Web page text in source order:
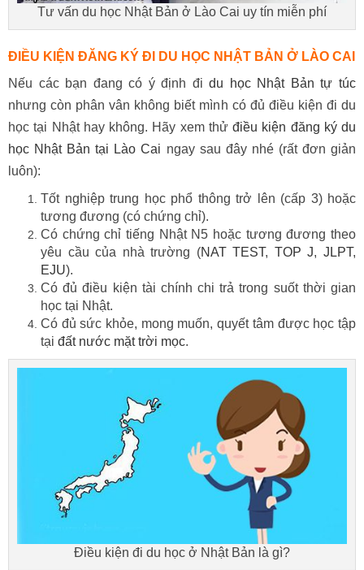
Tư vấn du học Nhật Bản ở Lào Cai uy tín miễn phí
ĐIỀU KIỆN ĐĂNG KÝ ĐI DU HỌC NHẬT BẢN Ở LÀO CAI
Nếu các bạn đang có ý định đidu học Nhật Bản tự túc
nhưng còn phân vân không biết mình có đủ điều kiện đi du
học tại Nhật hay không. Hãy xem thử điều kiện đăng ký du
học Nhật Bản tại Lào Cai ngay sau đây nhé (rất đơn giản
luôn):
Tốt nghiệp trung học phổ thông trở lên (cấp 3) hoặc
tương đương (có chứng chỉ).
Có chứng chỉ tiếng Nhật N5 hoặc tương đương theo
yêu cầu của nhà trường (NAT TEST, TOP J,JLPT,
EJU).
Có đủ điều kiện tài chính chi trả trong suốt thời gian
học tại Nhật.
Có đủ sức khỏe, mong muốn, quyết tâm được học tập
tại đất nước mặt trời mọc.
Điều kiện đi du học ở Nhật Bản là gì?